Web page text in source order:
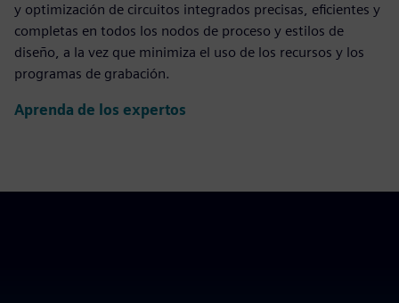
y optimización de circuitos integrados precisas, eficientes y
completas en todos los nodos de proceso y estilos de
diseño, a la vez que minimiza el uso de los recursos y los
programas de grabación.
Aprenda de los expertos